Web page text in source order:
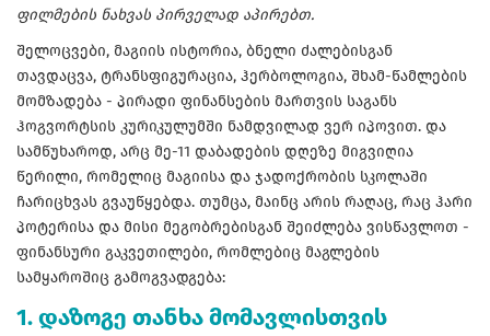
ფილმების ნახვას პირველად აპირებთ.
შელოცვები, მაგიის ისტორია, ბნელი ძალებისგან
თავდაცვა, ტრანსფიგურაცია, ჰერბოლოგია, შხამ-წამლების
მომზადება - პირადი ფინანსების მართვის საგანს
ჰოგვორტსის კურიკულუმში ნამდვილად ვერ იპოვით. და
სამწუხაროდ, არც მე-11 დაბადების დღეზე მიგვიღია
წერილი, რომელიც მაგიისა და ჯადოქრობის სკოლაში
ჩარიცხვას გვაუწყებდა. თუმცა, მაინც არის რაღაც, რაც ჰარი
პოტერისა და მისი მეგობრებისგან შეიძლება ვისწავლოთ -
ფინანსური გაკვეთილები, რომლებიც მაგლების
სამყაროშიც გამოგვადგება:
1. დაზოგე თანხა მომავლისთვის